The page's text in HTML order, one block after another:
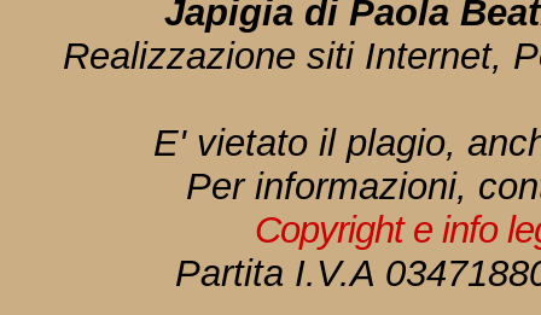
Japigia di Paola
Realizzazione siti Internet,
E' vietato il plagio,
Per informazioni,
Copyright e info
Partita I.V.A